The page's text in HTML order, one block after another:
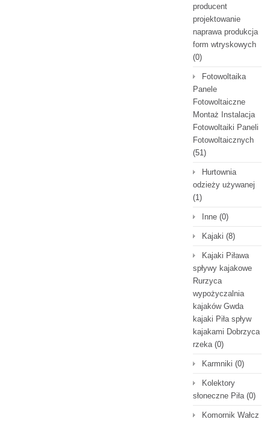
producent
projektowanie
naprawa produkcja
form wtryskowych
(0)
Fotowoltaika
Panele
Fotowoltaiczne
Montaż Instalacja
Fotowoltaiki Paneli
Fotowoltaicznych
(51)
Hurtownia
odzieży używanej
(1)
Inne (0)
Kajaki (8)
Kajaki Piława
spływy kajakowe
Rurzyca
wypożyczalnia
kajaków Gwda
kajaki Piła spływ
kajakami Dobrzyca
rzeka(0)
Karmniki (0)
Kolektory
słoneczne Piła(0)
Komornik Wałcz